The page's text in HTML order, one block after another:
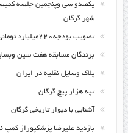
یکصدو سی وپنجمین جلسه
شهر گرگان
تصویب بودجه۲۲۰میلیارد تومانی سال ۹۶ شهرداری گرگان
برندگان مسابقه هفت سین
پلاک وسایل نقلیه در ایران
تپه هزار پیچ گرگان
آشنایی با دیوار تاریخی گرگان
بازدید علیرضا پزشکپوراز